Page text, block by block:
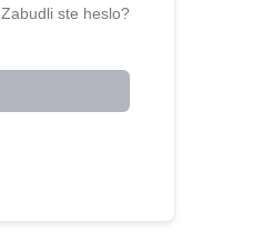
Zabudli ste heslo?